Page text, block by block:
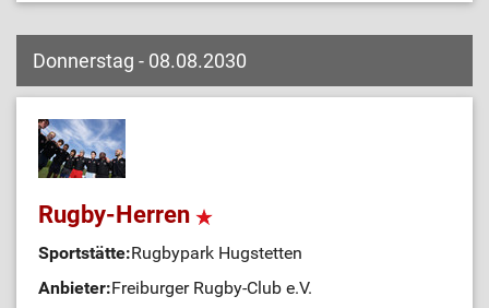
Donnerstag - 08.08.2030
Rugby-Herren
Sportstätte:Rugbypark Hugstetten
Anbieter:Freiburger Rugby-Club e.V.